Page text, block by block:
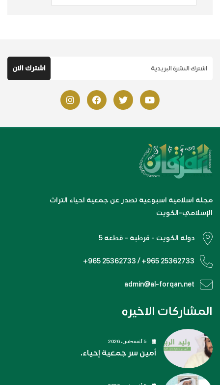
مجلة اسلامية اسبوعية تصدر عن جمعية احياء التراث
الإسلامي-الكويت
دولة الكويت - قرطبة - قطعة 5
+965 25362733 / +965 25362733
admin@al-forqan.net
المشاركات الاخيره
أمين سر جمعية إحياء.